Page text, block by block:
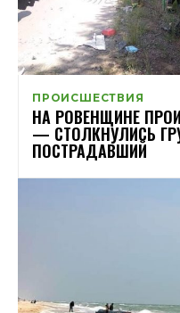
ПРОИСШЕСТВИЯ
НА РОВЕНЩИНЕ
— СТОЛКНУЛИСЬ
ПОСТРАДАВШИЙ